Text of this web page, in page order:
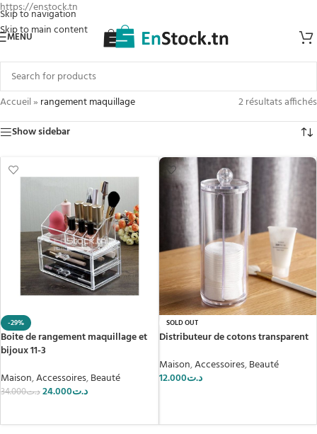
https://enstock.tn
Skip to navigation
Skip to main content
MENU
Accueil» rangement maquillage
2 résultats affichés
Show sidebar
-29%
Boite de rangement maquillage et
bijoux 11-3
Maison,Accessoires,Beauté
د.ت34.000 د.ت24.000
SOLD OUT
Distributeur de cotons transparent
Maison,Accessoires,Beauté
د.ت12.000